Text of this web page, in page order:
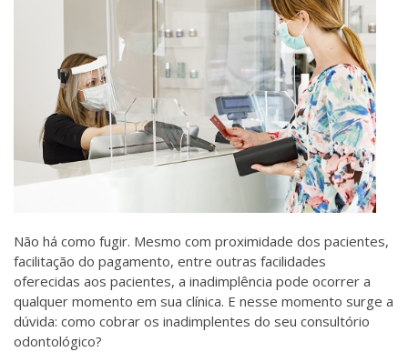
Não há como fugir. Mesmo com proximidade dos pacientes,
facilitação do pagamento, entre outras facilidades
oferecidas aos pacientes, a inadimplência pode ocorrer a
qualquer momento em sua clínica. E nesse momento surge a
dúvida: como cobrar os inadimplentes do seu consultório
odontológico?